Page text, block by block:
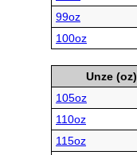
99oz
100oz
Unze (oz)
105oz
110oz
115oz